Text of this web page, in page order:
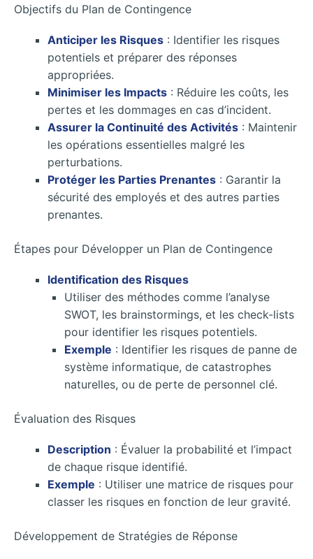
Objectifs du Plan de Contingence
Anticiper les Risques : Identifier les risques
potentiels et préparer des réponses
appropriées.
Minimiser les Impacts : Réduire les coûts, les
pertes et les dommages en cas d’incident.
Assurer la Continuité des Activités : Maintenir
les opérations essentielles malgré les
perturbations.
Protéger les Parties Prenantes : Garantir la
sécurité des employés et des autres parties
prenantes.
Étapes pour Développer un Plan de Contingence
Identification des Risques
Utiliser des méthodes comme l’analyse
SWOT, les brainstormings, et les check-lists
pour identifier les risques potentiels.
Exemple : Identifier les risques de panne de
système informatique, de catastrophes
naturelles, ou de perte de personnel clé.
Évaluation des Risques
Description : Évaluer la probabilité et l’impact
de chaque risque identifié.
Exemple : Utiliser une matrice de risques pour
classer les risques en fonction de leur gravité.
Développement de Stratégies de Réponse